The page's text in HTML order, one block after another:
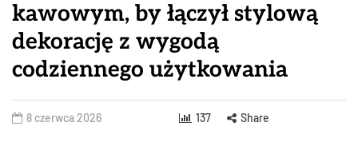
kawowym, by łączył stylową
dekorację z wygodą
codziennego użytkowania
8 czerwca 2026 137 Share